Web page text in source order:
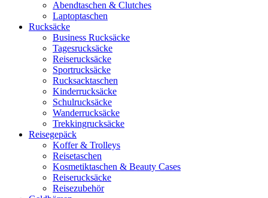
Abendtaschen & Clutches
Laptoptaschen
Rucksäcke
Business Rucksäcke
Tagesrucksäcke
Reiserucksäcke
Sportrucksäcke
Rucksacktaschen
Kinderrucksäcke
Schulrucksäcke
Wanderrucksäcke
Trekkingrucksäcke
Reisegepäck
Koffer & Trolleys
Reisetaschen
Kosmetiktaschen & Beauty Cases
Reiserucksäcke
Reisezubehör